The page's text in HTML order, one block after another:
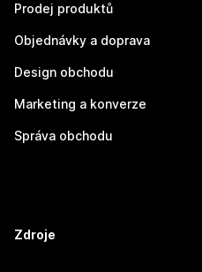
Prodej produktů
Objednávky a doprava
Design obchodu
Marketing a konverze
Správa obchodu
Zdroje